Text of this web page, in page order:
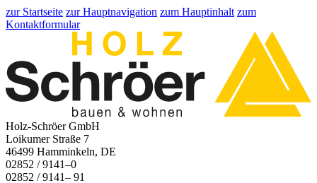
zur Startseite zur Hauptnavigation zum Hauptinhalt zum
Kontaktformular
Holz-Schröer GmbH
Loikumer Straße 7
46499 Hamminkeln, DE
02852 / 9141–0
02852 / 9141– 91